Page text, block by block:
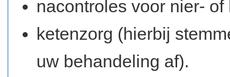
nacontroles voor nier-
ketenzorg (hierbij
uw behandeling af).